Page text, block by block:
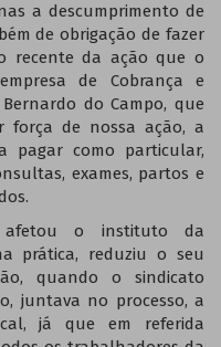
a descumprimento de
de obrigação de fazer
recente da ação que o
de Cobrança e
do Campo, que
de nossa ação, a
pagar como particular,
exames, partos e
afetou o instituto da
prática, reduziu o seu
quando o sindicato
juntava no processo, a
já que em referida